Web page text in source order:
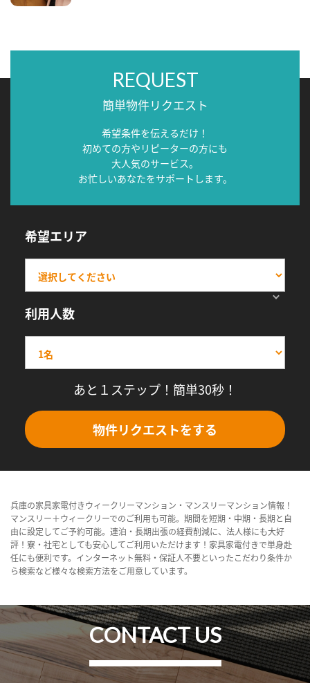
REQUEST
簡単物件リクエスト
希望条件を伝えるだけ！
初めての方やリピーターの方にも
大人気のサービス。
お忙しいあなたをサポートします。
希望エリア
利用人数
あと１ステップ！簡単30秒！
物件リクエストをする
兵庫の家具家電付きウィークリーマンション・マンスリーマンション情報！
マンスリー＋ウィークリーでのご利用も可能。期間を短期・中期・長期と自
由に設定してご予約可能。連泊・長期出張の経費削減に、法人様にも大好
評！寮・社宅としても安心してご利用いただけます！家具家電付きで単身赴
任にも便利です。インターネット無料・保証人不要といったこだわり条件か
ら検索など様々な検索方法をご用意しています。
CONTACT US